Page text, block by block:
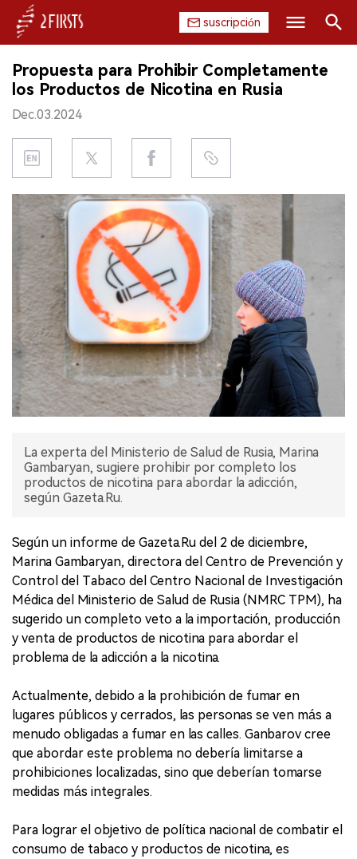
suscripción
INICIO
EMPRESA
PRODUCTO
REGULACIÓN
CHINA
DATOS
EXPOSICIÓN
ENTREVISTA
Buscar
Propuesta para Prohibir Completamente
los Productos de Nicotina en Rusia
Dec.03.2024
La experta del Ministerio de Salud de Rusia, Marina
Gambaryan, sugiere prohibir por completo los
productos de nicotina para abordar la adicción,
según Gazeta.Ru.
Según un informe de Gazeta.Ru del 2 de diciembre,
Marina Gambaryan, directora del Centro de Prevención y
Control del Tabaco del Centro Nacional de Investigación
Médica del Ministerio de Salud de Rusia (NMRC TPM), ha
sugerido un completo veto a la importación, producción
y venta de productos de nicotina para abordar el
problema de la adicción a la nicotina.
Actualmente, debido a la prohibición de fumar en
lugares públicos y cerrados, las personas se ven más a
menudo obligadas a fumar en las calles. Ganbarov cree
que abordar este problema no debería limitarse a
prohibiciones localizadas, sino que deberían tomarse
medidas más integrales.
Para lograr el objetivo de política nacional de combatir el
consumo de tabaco y productos de nicotina, es